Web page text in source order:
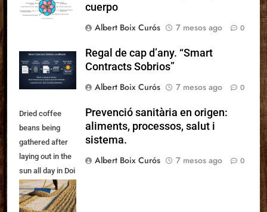
cuerpo
Albert Boix Curós
7 mesos ago 0
Regal de cap d’any. “Smart
Contracts Sobrios”
Albert Boix Curós
7 mesos ago 0
Dried coffee
beans being
gathered after
laying out in the
sun all day in Doi
Chang, North
Thailand. Part of
Prevenció sanitària en origen:
aliments, processos, salut i
sistema.
Albert Boix Curós
7 mesos ago 0